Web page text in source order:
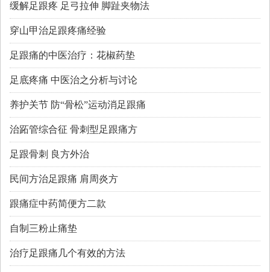
缓解足跟疼 足弓拉伸 脚趾夹物法
穿山甲治足跟疼痛经验
足跟痛的中医治疗：花椒药垫
足底疼痛 中医治之分析与讨论
养护关节 防“骨松”运动消足跟痛
治跖管综合征 骨刺型足跟痛方
足跟骨刺 良方外治
民间方治足跟痛 肩周炎方
跟痛症中药简便方二款
自制三粉止痛垫
治疗足跟痛几个有效的方法